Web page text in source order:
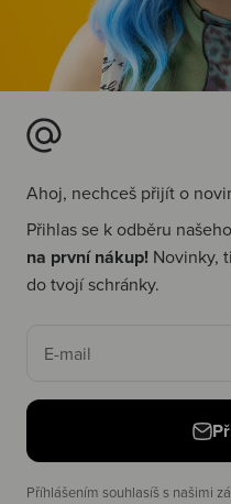
Ahoj, nechceš přijít o
Přihlas se k odběru
na první nákup! Novinky,
do tvojí schránky.
E-mail
Příhlášením souhlasíš s našimi